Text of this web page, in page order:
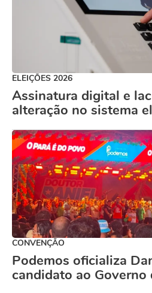
ELEIÇÕES 2026
Assinatura digital e
alteração no sistema
CONVENÇÃO
Podemos oficializa
candidato ao Governo